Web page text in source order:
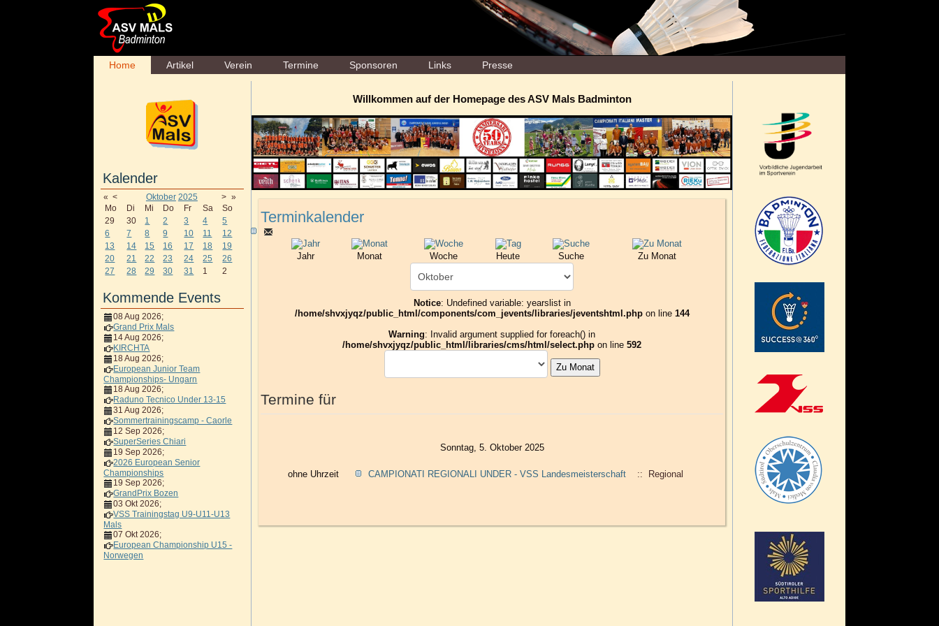
Home Artikel Verein Termine Sponsoren Links Presse
Kalender
« < Oktober 2025 > »
Mo
Di Mi Do Fr Sa
So
29
30 1 2 3 4
5
6
7 8 9 10 11
12
13
14 15 16 17 18
19
20
21 22 23 24 25
26
27
28 29 30 31 1 2
Kommende Events
08 Aug 2026;
Grand Prix Mals
14 Aug 2026;
KIRCHTA
18 Aug 2026;
European Junior Team
Championships- Ungarn
18 Aug 2026;
Raduno Tecnico Under 13-15
31 Aug 2026;
Sommertrainingscamp - Caorle
12 Sep 2026;
SuperSeries Chiari
19 Sep 2026;
2026 European Senior
Championships
19 Sep 2026;
GrandPrix Bozen
03 Okt 2026;
VSS Trainingstag U9-U11-U13
Mals
07 Okt 2026;
European Championship U15 -
Norwegen
Willkommen auf der Homepage des ASV Mals Badminton
Terminkalender
Jahr Monat Woche Heute Suche Zu Monat
Notice: Undefined variable: yearslist in
/home/shvxjyqz/public_html/components/com_jevents/libraries/jeventshtml.phpon line 144
Warning: Invalid argument supplied for foreach() in
/home/shvxjyqz/public_html/libraries/cms/html/select.php on line592
Zu Monat
Termine für
Sonntag, 5. Oktober 2025
ohne Uhrzeit CAMPIONATI REGIONALI UNDER - VSS Landesmeisterschaft :: Regional